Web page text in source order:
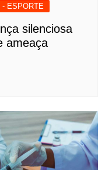
ESPORTE
silenciosa
ameaça